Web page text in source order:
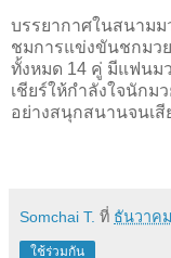
บรรยากาศในสนาม
ชมการแข่งขันชกมว
ทั้งหมด 14 คู่ มีแฟนม
เชียร์ให้กำลังใจนักม
อย่างสนุกสนานจนเสี
Somchai T. ที่ ธันวาค
ใช้ร่วมกัน